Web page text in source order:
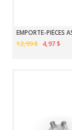
EMPORTE-PIÈCES
12,99 $ 4,97 $